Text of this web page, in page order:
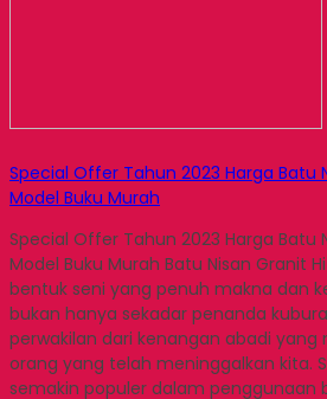
Special Offer Tahun 2023 Harga Batu
Model Buku Murah
Special Offer Tahun 2023 Harga Batu
Model Buku Murah Batu Nisan Granit
bentuk seni yang penuh makna dan
bukan hanya sekadar penanda
perwakilan dari kenangan abadi
orang yang telah meninggalkan kita.
semakin populer dalam penggunaan